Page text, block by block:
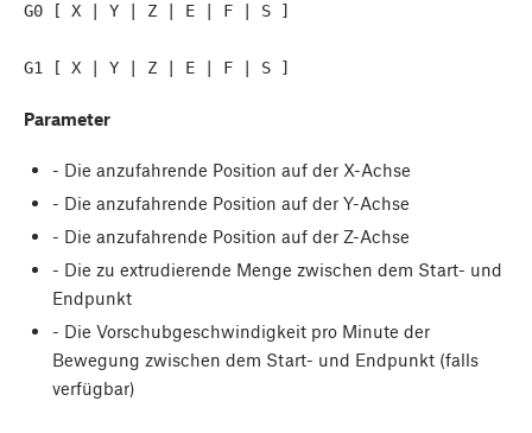
G0 [ X | Y | Z | E | F | S ]
Parameter
- Die anzufahrende Position auf der X-Achse
- Die anzufahrende Position auf der Y-Achse
- Die anzufahrende Position auf der Z-Achse
- Die zu extrudierende Menge zwischen dem Start- und
Endpunkt
- Die Vorschubgeschwindigkeit pro Minute der
Bewegung zwischen dem Start- und Endpunkt (falls
verfügbar)